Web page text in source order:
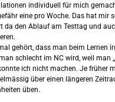
individuell für mich
eine pro Woche. Das hat mir
da den Ablauf am Testtag und
gehört, dass man beim Lernen
schlecht im NC wird, weil man
ich nicht machen. Je früher
über einen längeren
üben.